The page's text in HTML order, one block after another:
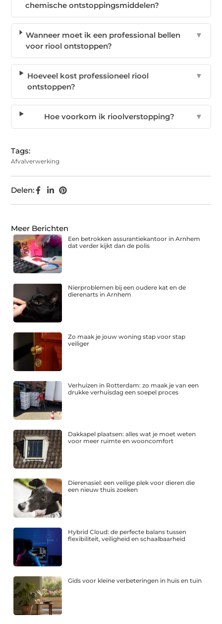
chemische ontstoppingsmiddelen?
Wanneer moet ik een professional bellen
voor riool ontstoppen?
▼
Hoeveel kost professioneel riool
ontstoppen?
▼
Hoe voorkom ik rioolverstopping? ▼
Tags:
Afvalverwerking
Delen:
Meer Berichten
Een betrokken assurantiekantoor in Arnhem
dat verder kijkt dan de polis
Nierproblemen bij een oudere kat en de
dierenarts in Arnhem
Zo maak je jouw woning stap voor stap
veiliger
Verhuizen in Rotterdam: zo maak je van een
drukke verhuisdag een soepel proces
Dakkapel plaatsen: alles wat je moet weten
voor meer ruimte en wooncomfort
Dierenasiel: een veilige plek voor dieren die
een nieuw thuis zoeken
Hybrid Cloud: de perfecte balans tussen
flexibiliteit, veiligheid en schaalbaarheid
Gids voor kleine verbeteringen in huis en tuin